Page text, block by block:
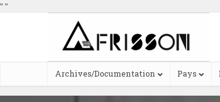
" "
Archives/Documentation Pays